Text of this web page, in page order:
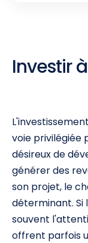
Investir
voie privilégiée
désireux de
générer des
son projet, le
déterminant.
souvent
offrent parfois